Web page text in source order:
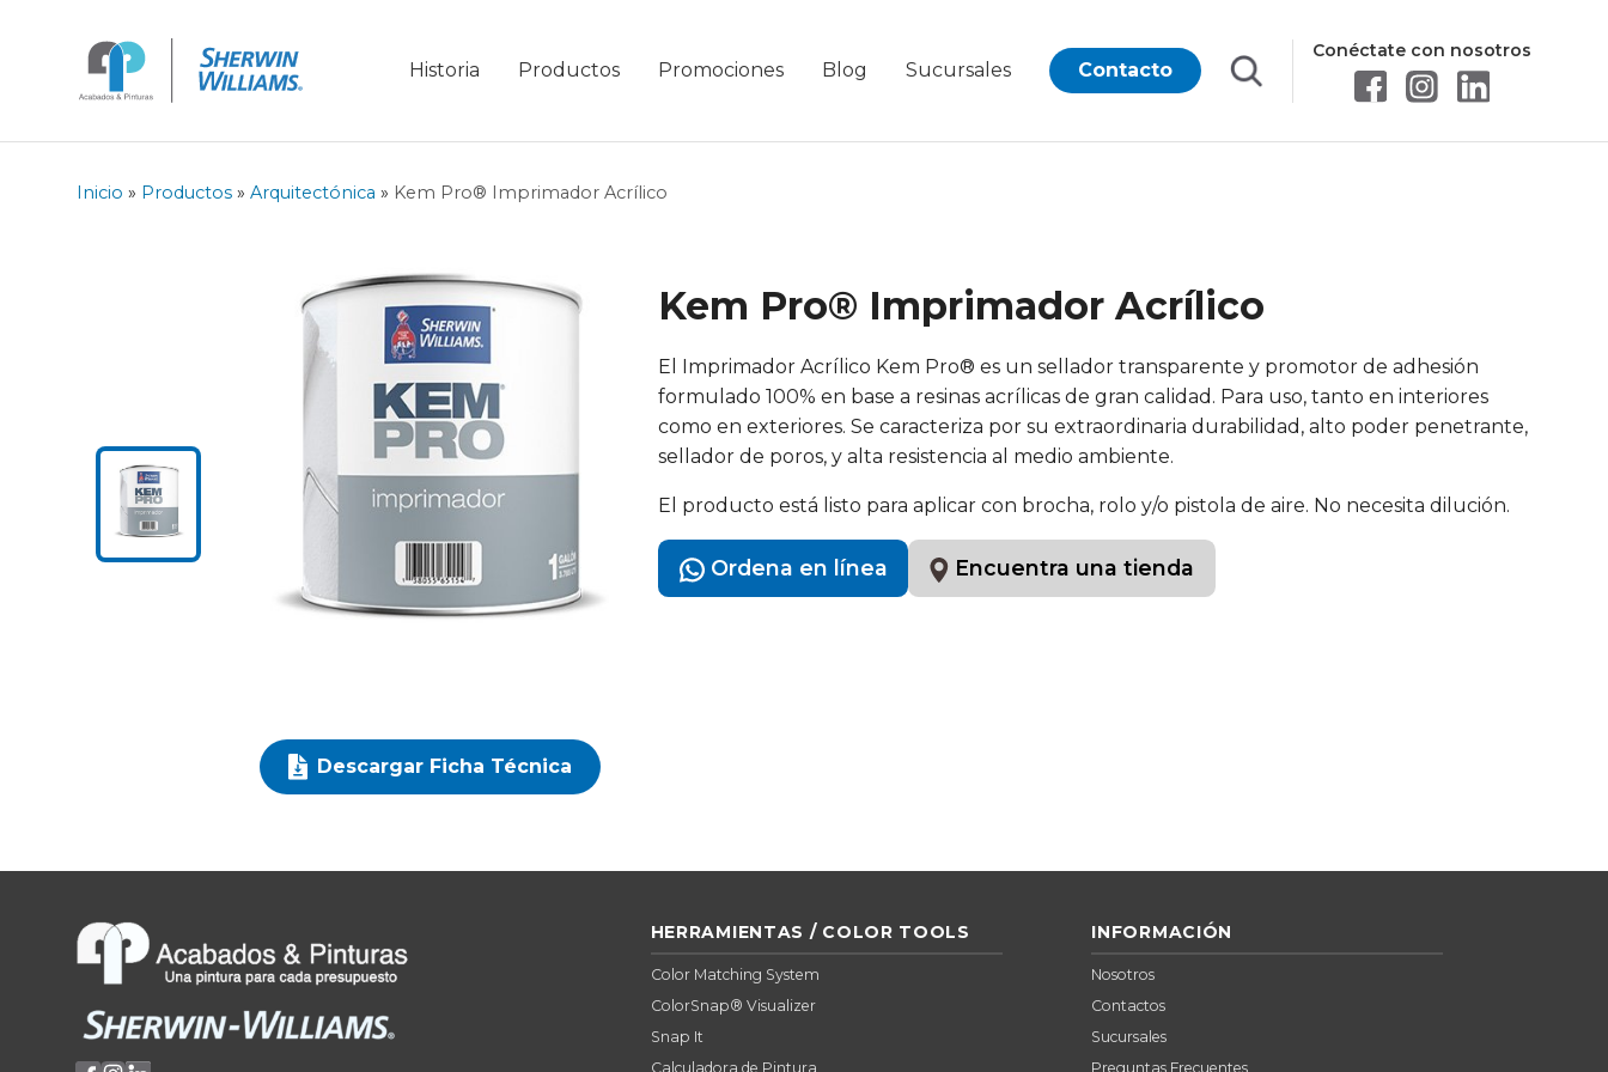
Historia Productos Promociones Blog Sucursales Contacto
Conéctate con nosotros
Inicio » Productos » Arquitectónica » Kem Pro® Imprimador Acrílico
Descargar Ficha Técnica
Kem Pro® Imprimador Acrílico
El Imprimador Acrílico Kem Pro® es un sellador transparente y promotor de adhesión
formulado 100% en base a resinas acrílicas de gran calidad. Para uso, tanto en interiores
como en exteriores. Se caracteriza por su extraordinaria durabilidad, alto poder penetrante,
sellador de poros, y alta resistencia al medio ambiente.
El producto está listo para aplicar con brocha, rolo y/o pistola de aire. No necesita dilución.
Ordena en línea Encuentra una tienda
HERRAMIENTAS / COLOR TOOLS
Color Matching System
ColorSnap® Visualizer
Snap It
Calculadora de Pintura
INFORMACIÓN
Nosotros
Contactos
Sucursales
Preguntas Frecuentes